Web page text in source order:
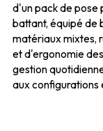
d'un pack de
battant, équipé de
matériaux mixtes,
et d'ergonomie
gestion
aux configurations